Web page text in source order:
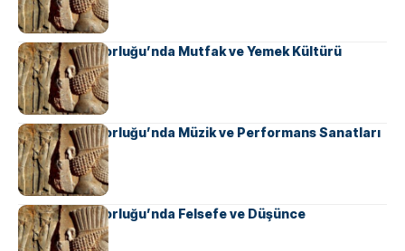
Pers İmparatorluğu’nda Mutfak ve Yemek Kültürü
Pers İmparatorluğu’nda Müzik ve Performans Sanatları
Pers İmparatorluğu’nda Felsefe ve Düşünce